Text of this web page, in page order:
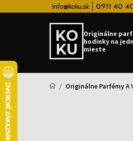
info@koku.sk 0911 40
Originálne
hodinky na
mieste
Originálne Parfémy A